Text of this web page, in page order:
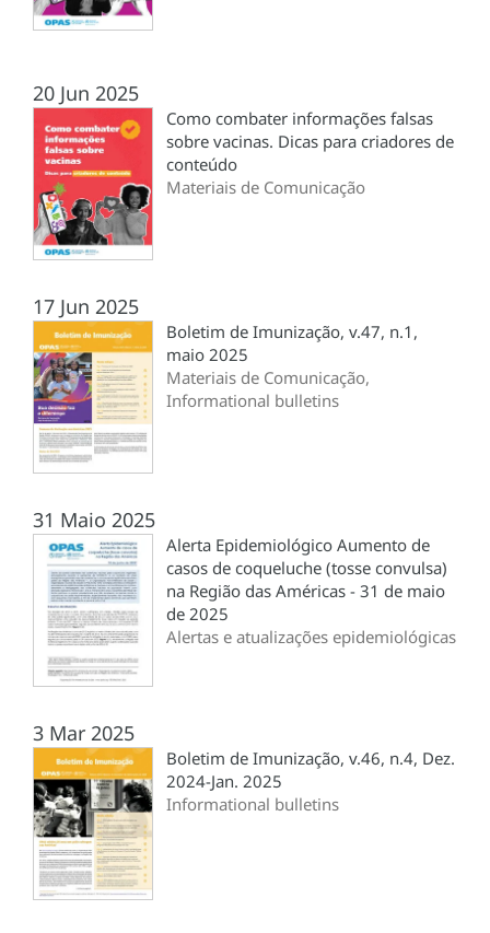
20 Jun 2025
Como combater informações falsas
sobre vacinas. Dicas para criadores de
conteúdo
Materiais de Comunicação
17 Jun 2025
Boletim de Imunização, v.47, n.1,
maio 2025
Materiais de Comunicação,
Informational bulletins
31 Maio 2025
Alerta Epidemiológico Aumento de
casos de coqueluche (tosse convulsa)
na Região das Américas - 31 de maio
de 2025
Alertas e atualizações epidemiológicas
3 Mar 2025
Boletim de Imunização, v.46, n.4, Dez.
2024-Jan. 2025
Informational bulletins